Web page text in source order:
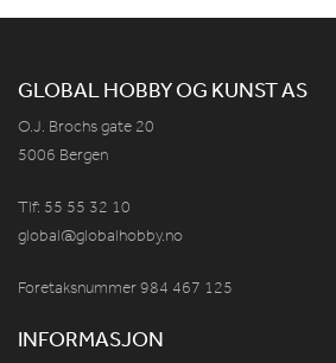
GLOBAL HOBBY OG KUNST AS
O.J. Brochs gate 20
5006 Bergen
Tlf: 55 55 32 10
global@globalhobby.no
Foretaksnummer 984 467 125
INFORMASJON